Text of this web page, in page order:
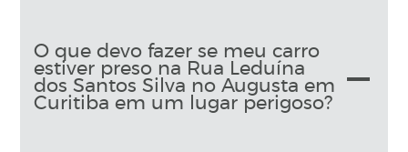
O que devo fazer se meu carro
estiver preso na Rua Leduína
dos Santos Silva no Augusta em
Curitiba em um lugar perigoso?